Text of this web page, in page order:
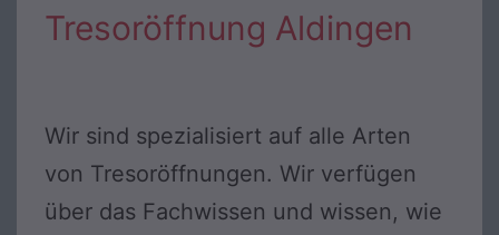
Tresoröffnung Aldingen
Wir sind spezialisiert auf alle Arten
von Tresoröffnungen. Wir verfügen
über das Fachwissen und wissen, wie